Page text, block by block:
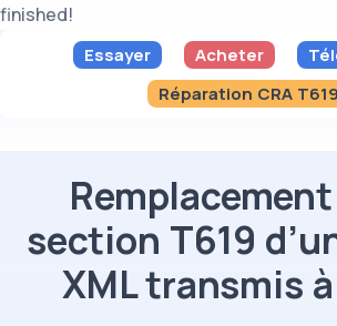
finished!
Essayer Acheter
Réparation CRA T619
section T619
XML transmis à